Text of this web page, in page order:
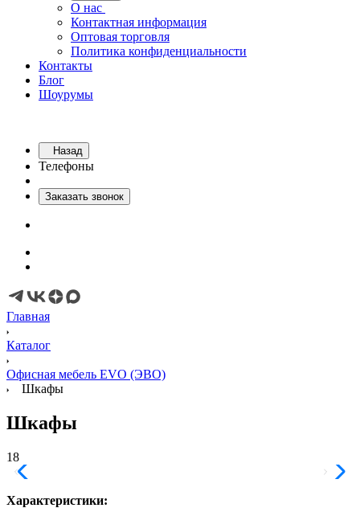
О нас
Контактная информация
Оптовая торговля
Политика конфиденциальности
Контакты
Блог
Шоурумы
Назад
Телефоны
Заказать звонок
Главная
Каталог
Офисная мебель EVO (ЭВО)
Шкафы
Шкафы
18
Характеристики: